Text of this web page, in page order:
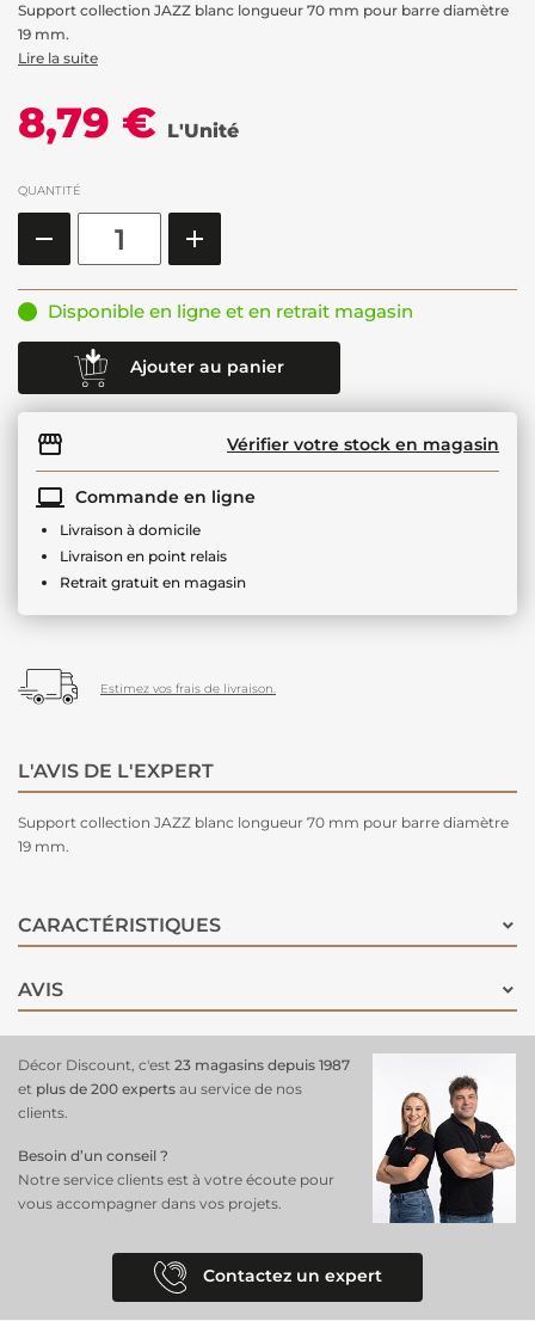
Support collection JAZZ blanc longueur 70 mm pour barre diamètre
19 mm.
Lire la suite
8,79 € L'Unité
QUANTITÉ
Disponible en ligne et en retrait magasin
Ajouter au panier
Vérifier votre stock en magasin
Commande en ligne
Livraison à domicile
Livraison en point relais
Retrait gratuit en magasin
Estimez vos frais de livraison.
L'AVIS DE L'EXPERT
Support collection JAZZ blanc longueur 70 mm pour barre diamètre
19 mm.
CARACTÉRISTIQUES
AVIS
Décor Discount, c'est 23 magasins depuis 1987
et plus de 200 experts au service de nos
clients.
Besoin d’un conseil ?
Notre service clients est à votre écoute pour
vous accompagner dans vos projets.
Contactez un expert